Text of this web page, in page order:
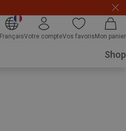
FrançaisVotre compteVos favoris Mon panier
Shop